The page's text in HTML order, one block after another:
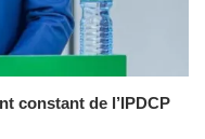
constant de l’IPDCP